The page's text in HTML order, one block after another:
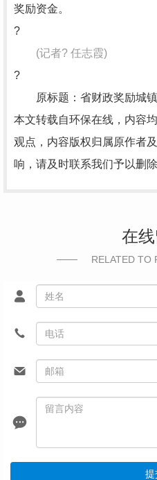
奖励资金。
?
(记者? 任志霞)
?
原标题：省财政奖励城镇
本文转载自环保在线，内容
观点，内容版权归属原作者
响，请及时联系我们予以删除
在
RELATED TO
提